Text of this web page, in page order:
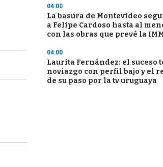
04:00
La basura de Montevideo
a Felipe Cardoso hasta al
con las obras que prevé la
04:00
Laurita Fernández: el suceso
noviazgo con perfil bajo y el
de su paso por la tv uruguaya